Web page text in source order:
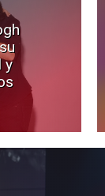
y